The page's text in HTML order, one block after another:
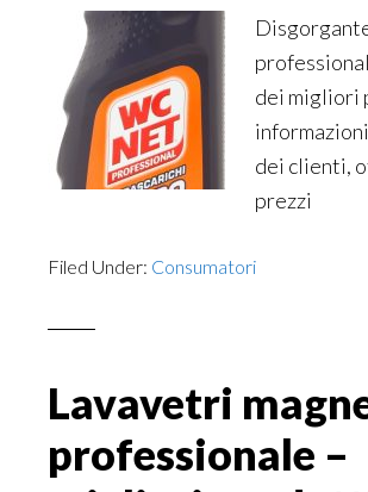
dei migliori
dei clienti,
prezzi
Filed Under: Consumatori
Lavavetri
professionale –